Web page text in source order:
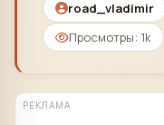
road_vladimir
Просмотры: 1k
РЕКЛАМА